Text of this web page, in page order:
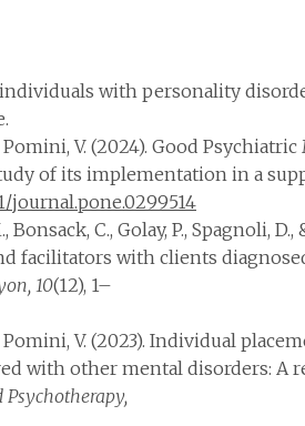
with personality
Pomini, V. (2024). Good
of its implementation in a
journal.pone.0299514
C., Golay, P., Spagnoli, D.,
facilitators with clients
10(12), 1–
Pomini, V. (2023). Individual
with other mental disorders: A